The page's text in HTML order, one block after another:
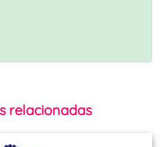
relacionadas